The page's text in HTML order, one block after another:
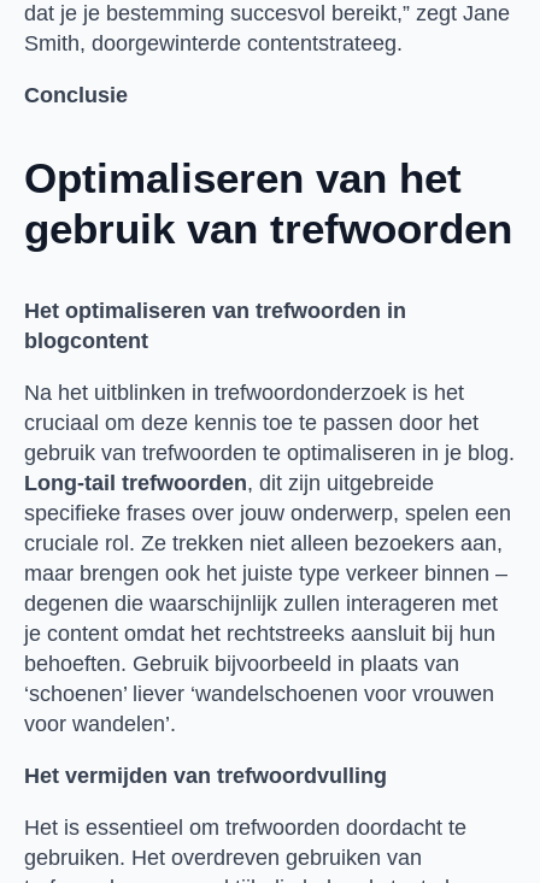
dat je je bestemming succesvol bereikt,” zegt Jane
Smith, doorgewinterde contentstrateeg.
Conclusie
Optimaliseren van het
gebruik van trefwoorden
Het optimaliseren van trefwoorden in
blogcontent
Na het uitblinken in trefwoordonderzoek is het
cruciaal om deze kennis toe te passen door het
gebruik van trefwoorden te optimaliseren in je blog.
Long-tail trefwoorden, dit zijn uitgebreide
specifieke frases over jouw onderwerp, spelen een
cruciale rol. Ze trekken niet alleen bezoekers aan,
maar brengen ook het juiste type verkeer binnen –
degenen die waarschijnlijk zullen interageren met
je content omdat het rechtstreeks aansluit bij hun
behoeften. Gebruik bijvoorbeeld in plaats van
‘schoenen’ liever ‘wandelschoenen voor vrouwen
voor wandelen’.
Het vermijden van trefwoordvulling
Het is essentieel om trefwoorden doordacht te
gebruiken. Het overdreven gebruiken van